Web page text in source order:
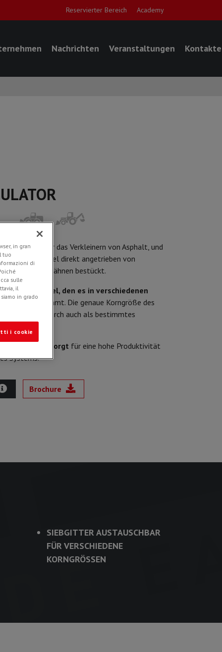
Reservierter Bereich Academy
Nachrichten Veranstaltungen Kontakte
wurden für das Verkleinern von Asphalt, und
Die Trommel direkt angetrieben von
Zähnen bestückt.
der Schaufel, den es in verschiedenen
bestimmt. Die genaue Korngröße des
und dadurch auch als bestimmtes
sorgt für eine hohe Produktivität
Systems.
Brochure
SIEBGITTER AUSTAUSCHBAR
FÜR VERSCHIEDENE
KORNGRÖSSEN
in gran
tuo
di
sulle
il
in grado
i cookie